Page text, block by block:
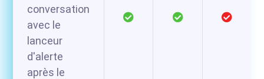
conversation
avec le
lanceur
d'alerte
après le